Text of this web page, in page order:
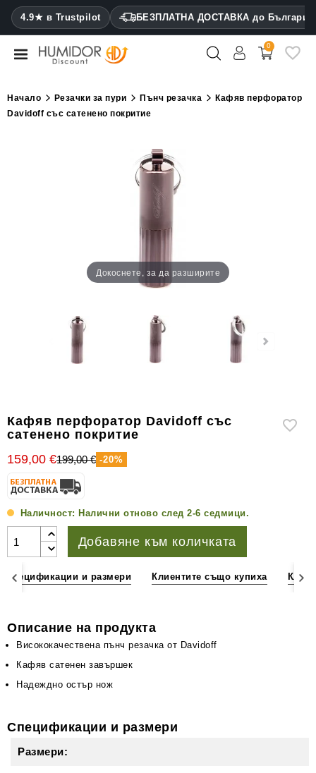
4.9★ в Trustpilot БЕЗПЛАТНА ДОСТАВКА до България
CATEGORY
Хумидори
Други
аксесоари
пури
0
Начало Резачки за пури Пънч резачка
Кафяв перфоратор
Davidoff със сатенено покритие
Докоснете, за да разширите
Кафяв перфоратор Davidoff със
сатенено покритие
159,00 €199,00 € -20%
Наличност: Налични отново след 2-6 седмици.
Добавяне към количката
Спецификации и размери Клиентите също купиха
Описание на продукта
Висококачествена пънч резачка от Davidoff
Кафяв сатенен завършек
Надеждно остър нож
Спецификации и размери
Размери: